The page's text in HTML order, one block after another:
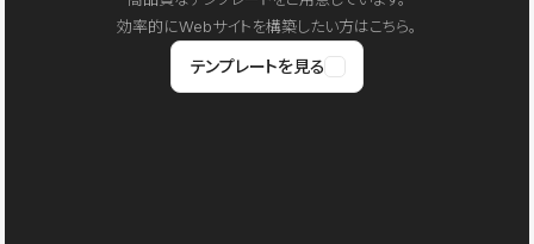
効率的にWebサイトを構築したい方はこちら。
テンプレートを見る